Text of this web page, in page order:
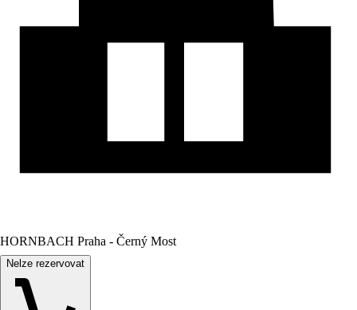
HORNBACH Praha - Černý Most
Nelze rezervovat